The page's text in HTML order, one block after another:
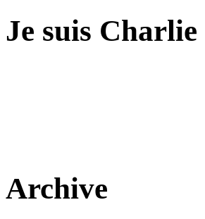
Je suis Charlie
Archive